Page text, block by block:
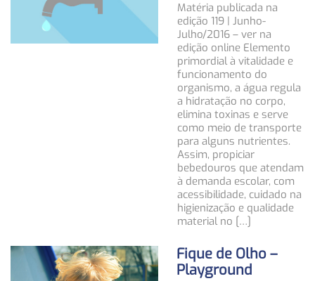
Matéria publicada na
edição 119 | Junho-
Julho/2016 – ver na
edição online Elemento
primordial à vitalidade e
funcionamento do
organismo, a água regula
a hidratação no corpo,
elimina toxinas e serve
como meio de transporte
para alguns nutrientes.
Assim, propiciar
bebedouros que atendam
à demanda escolar, com
acessibilidade, cuidado na
higienização e qualidade
material no […]
Fique de Olho –
Playground